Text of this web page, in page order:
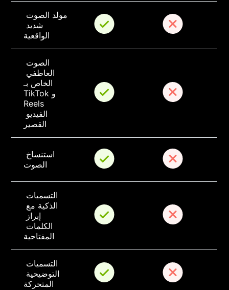
مولد الصوت
شديد
الواقعية
الصوت
العاطفي
الخاص بـ
TikTok و
Reels
الفيديو
القصير
استنساخ
الصوت
التسميات
الذكية مع
إبراز
الكلمات
المفتاحية
التسميات
التوضيحية
المتحركة